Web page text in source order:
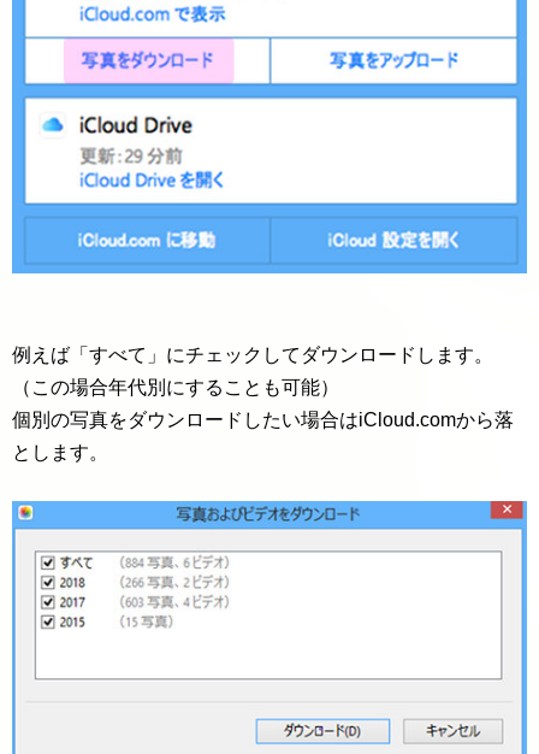
例えば「すべて」にチェックしてダウンロードします。
（この場合年代別にすることも可能）
個別の写真をダウンロードしたい場合はiCloud.comから落
とします。